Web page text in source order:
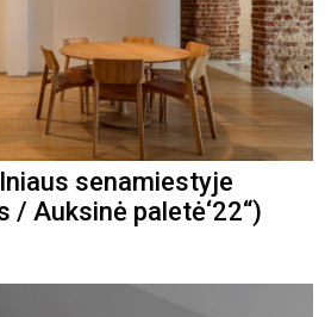
senamiestyje
/ Auksinė paletė‘22“)